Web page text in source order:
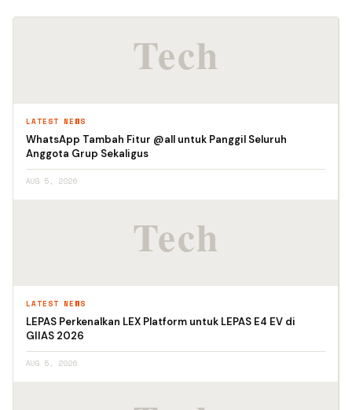
LATEST NEWS
WhatsApp Tambah Fitur @all untuk Panggil Seluruh
Anggota Grup Sekaligus
AUG 5, 2026
LATEST NEWS
LEPAS Perkenalkan LEX Platform untuk LEPAS E4 EV di
GIIAS 2026
AUG 5, 2026